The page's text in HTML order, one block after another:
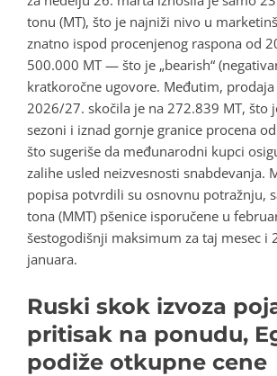
tonu (MT), što je najniži nivo u
znatno ispod procenjenog raspona od
500.000 MT — što je „bearish“
kratkoročne ugovore. Međutim,
2026/27. skočila je na 272.839 MT, što
sezoni i iznad gornje granice procena
što sugeriše da međunarodni kupci
zalihe usled neizvesnosti snabdevanja.
popisa potvrdili su osnovnu potražnju,
tona (MMT) pšenice isporučene u
šestogodišnji maksimum za taj mesec i
januara.
Ruski skok izvoza
pritisak na ponudu,
podiže otkupne cene